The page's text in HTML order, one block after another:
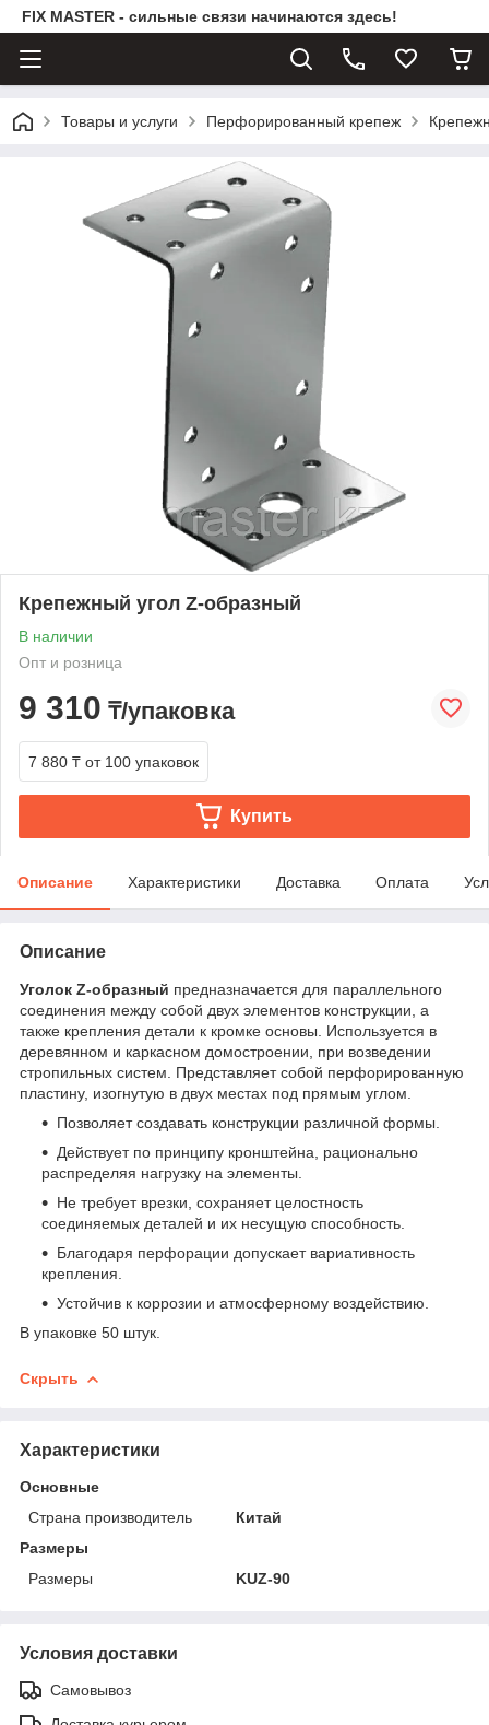
FIX MASTER - сильные связи начинаются здесь!
Товары и услуги Перфорированный крепеж
Крепежный угол Z-образный
В наличии
Опт и розница
9 310 ₸/упаковка
7 880 ₸ от 100 упаковок
Купить
Описание Характеристики Доставка Оплата
Описание
Уголок Z-образный предназначается для параллельного
соединения между собой двух элементов конструкции, а
также крепления детали к кромке основы. Используется в
деревянном и каркасном домостроении, при возведении
стропильных систем. Представляет собой перфорированную
пластину, изогнутую в двух местах под прямым углом.
Позволяет создавать конструкции различной формы.
Действует по принципу кронштейна, рационально
распределяя нагрузку на элементы.
Не требует врезки, сохраняет целостность
соединяемых деталей и их несущую способность.
Благодаря перфорации допускает вариативность
крепления.
Устойчив к коррозии и атмосферному воздействию.
В упаковке 50 штук.
Скрыть
Характеристики
Основные
Страна производитель
Китай
Размеры
Размеры
KUZ-90
Условия доставки
Самовывоз